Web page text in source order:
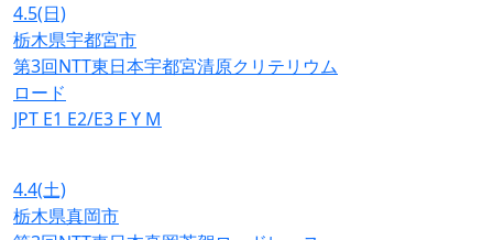
4.5(日)
栃木県宇都宮市
第3回NTT東日本宇都宮清原クリテリウム
ロード
JPT E1 E2/E3 FY M
4.4(土)
栃木県真岡市